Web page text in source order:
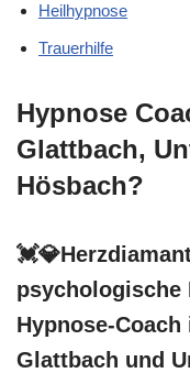
Heilhypnose
Trauerhilfe
Hypnose
Glattbach,
Hösbach?
psychologische
Hypnose-
Glattbach und